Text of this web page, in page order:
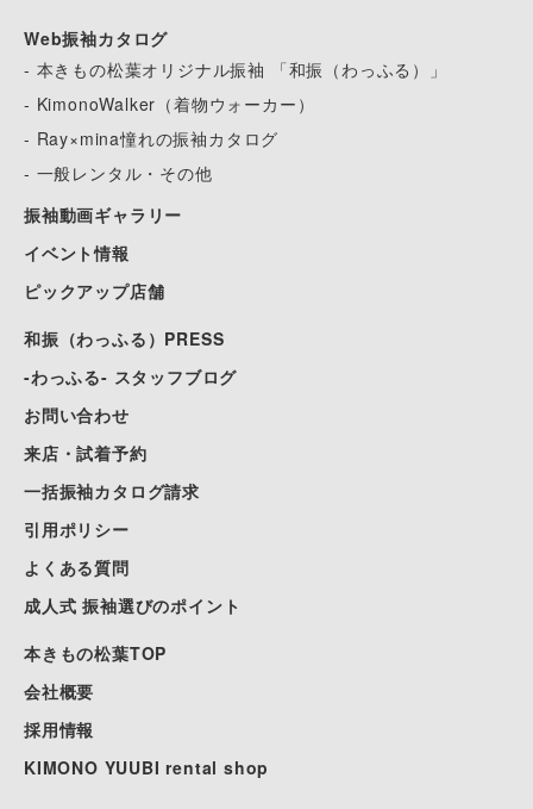
Web振袖カタログ
- 本きもの松葉オリジナル振袖 「和振（わっふる）」
- KimonoWalker（着物ウォーカー）
- Ray×mina憧れの振袖カタログ
- 一般レンタル・その他
振袖動画ギャラリー
イベント情報
ピックアップ店舗
和振（わっふる）PRESS
-わっふる- スタッフブログ
お問い合わせ
来店・試着予約
一括振袖カタログ請求
引用ポリシー
よくある質問
成人式 振袖選びのポイント
本きもの松葉TOP
会社概要
採用情報
KIMONO YUUBI rental shop